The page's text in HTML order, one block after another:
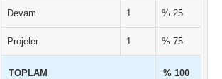
Devam 1 % 25
Projeler 1 % 75
TOPLAM % 100